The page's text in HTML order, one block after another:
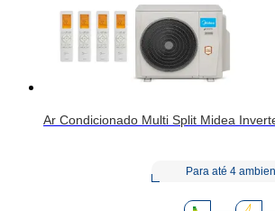
Ar Condicionado Multi Split Midea
Para até 4